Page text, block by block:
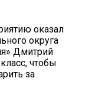
оказал
округа
Дмитрий
чтобы
за